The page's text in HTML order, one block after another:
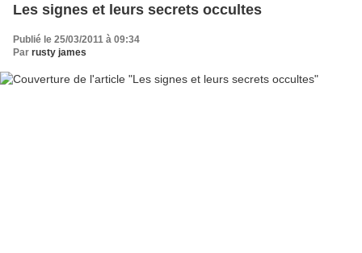
Les signes et leurs secrets occultes
Publié le 25/03/2011 à 09:34
Par rusty james